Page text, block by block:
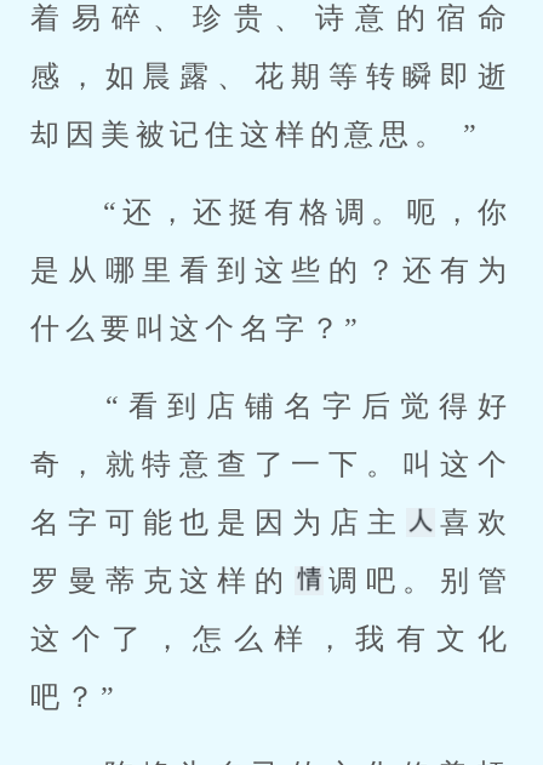
着易碎、珍贵、诗意的宿命
感，如晨露、花期等转瞬即逝
却因美被记住这样的意思。 ”
是从哪里看到这些的？还有为
什么要叫这个名字？”
奇，就特意查了一下。叫这个
名字可能也是因为店主
喜欢
罗曼蒂克这样的
调吧。别管
这个了，怎么样，我有文化
吧？”